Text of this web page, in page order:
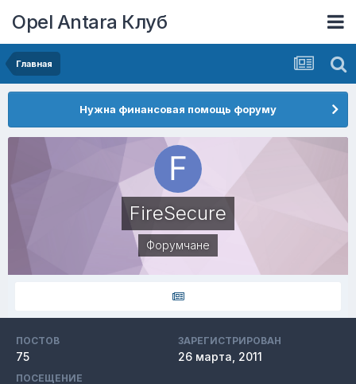
Opel Antara Клуб
Главная
Нужна финансовая помощь форуму
FireSecure
Форумчане
ПОСТОВ
75
ЗАРЕГИСТРИРОВАН
26 марта, 2011
ПОСЕЩЕНИЕ